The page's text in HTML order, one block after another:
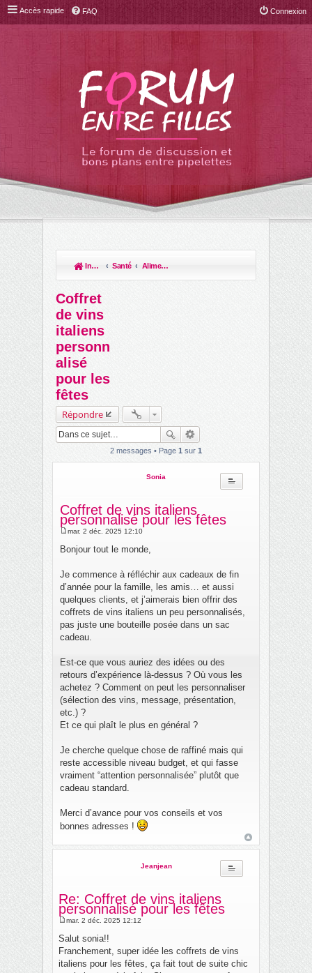
Accès rapide FAQ Connexion
Index du forum Santé Alimentation et conso santé
ec
Coffret
de vins
italiens
personn
alisé
pour les
fêtes
Répondre
2 messages • Page 1 sur 1
Sonia
Coffret de vins italiens
personnalisé pour les fêtes
s
g
e
mar. 2 déc. 2025 12:10
Bonjour tout le monde,
Je commence à réfléchir aux cadeaux de fin
d’année pour la famille, les amis… et aussi
quelques clients, et j’aimerais bien offrir des
coffrets de vins italiens un peu personnalisés,
pas juste une bouteille posée dans un sac
cadeau.
Est-ce que vous auriez des idées ou des
retours d’expérience là-dessus ? Où vous les
achetez ? Comment on peut les personnaliser
(sélection des vins, message, présentation,
etc.) ?
Et ce qui plaît le plus en général ?
Je cherche quelque chose de raffiné mais qui
reste accessible niveau budget, et qui fasse
vraiment “attention personnalisée” plutôt que
cadeau standard.
Merci d’avance pour vos conseils et vos
bonnes adresses !
Jeanjean
Re: Coffret de vins italiens
personnalisé pour les fêtes
e
s
s
a
g
mar. 2 déc. 2025 12:12
Salut sonia!!
Franchement, super idée les coffrets de vins
italiens pour les fêtes, ça fait tout de suite chic